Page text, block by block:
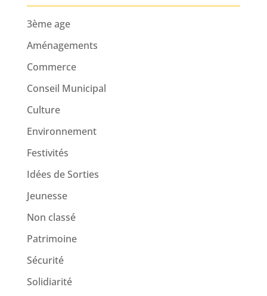
3ème age
Aménagements
Commerce
Conseil Municipal
Culture
Environnement
Festivités
Idées de Sorties
Jeunesse
Non classé
Patrimoine
Sécurité
Solidiarité